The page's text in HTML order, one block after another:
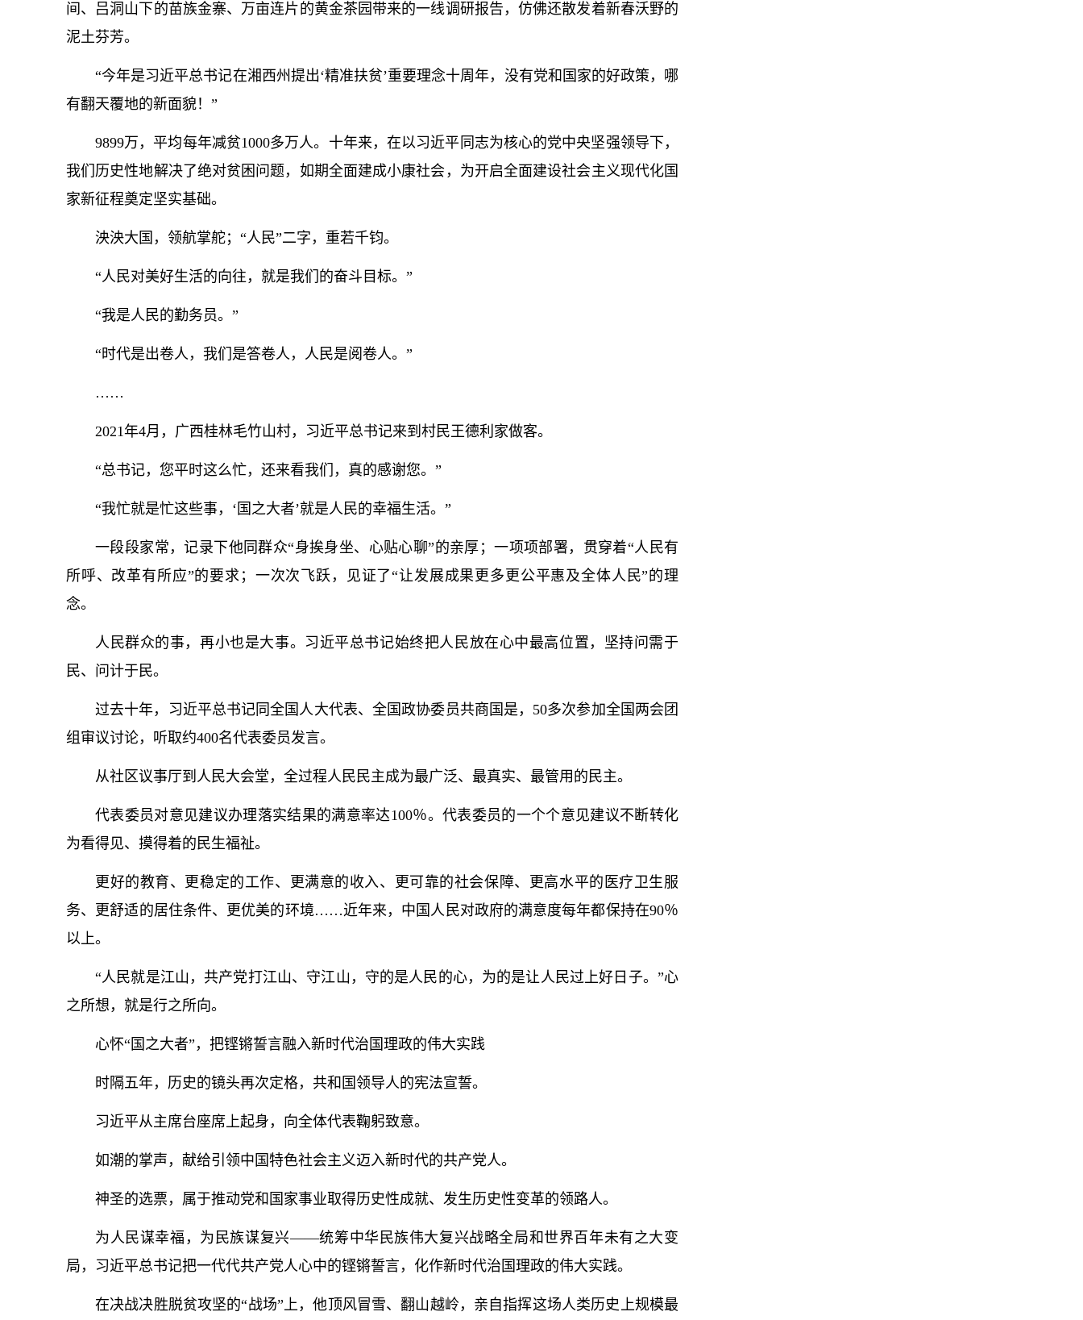
间、吕洞山下的苗族金寨、万亩连片的黄金茶园带来的一线调研报告，仿佛还散发着新春沃野的
泥土芬芳。
“今年是习近平总书记在湘西州提出‘精准扶贫’重要理念十周年，没有党和国家的好政策，哪
有翻天覆地的新面貌！”
9899万，平均每年减贫1000多万人。十年来，在以习近平 同志为核心的党中央坚强领导下，
我们历史性地解决了绝对贫困问题，如期全面建成小康社会 ，为开启全面建设社会主义现代化国
家新征程奠定坚实基础。
泱泱大国，领航掌舵；“人民”二字，重若千钧。
“人民对美好生活的向往，就是我们的奋斗目标。”
“我是人民的勤务员。”
“时代是出卷人，我们是答卷人，人民是阅卷人。”
……
2021年4月，广西桂林毛竹山村，习近平总书记来到村民王德利家做客。
“总书记，您平时这么忙，还来看我们，真的感谢您。”
“我忙就是忙这些事，‘国之大者’就是人民的幸福生活。”
一段段家常，记录下他同群众“身挨身坐、心贴心聊”的亲厚；一项项部署，贯穿着“人民有
所呼、改革有所应”的要求；一次次飞跃，见证了“让发展成果更多更公平惠及全体人民”的理
念。
人民群众的事，再小也是大事。习 近平总书记始终把人民放在心中最高位置，坚持问需于
民、问计于民。
过去十年，习近平总书记 同全国人大代表、全国政协委员共商国是，50多次参加全国两会团
组审议讨论，听取约400名代表委员发言。
从社区议事厅到人民大会堂，全过程人民民主成为最广泛、最真实、最管用的民主。
代表委员对意见建议办理落实结果的满意率达100％。代表委员的一个个意见建议不断转化
为看得见、摸得着的民生福祉。
更好的教育、更稳定的工作、更满意的收入、更可靠的社会保障、更高水平的医疗卫生服
务、更舒适的居住条件、更优美的环境……近年来，中国人民对政府的满意度每年都保持在90％
以上。
“人民就是江山，共产党打江山、守江山，守的是人民的心，为的是让人民过上好日子。”心
之所想，就是行之所向。
心怀“国之大者”，把铿锵誓言融入新时代治国理政的伟大实践
时隔五年，历史的镜头再次定格，共和国领导人的宪法宣誓。
习近平从主席台座席上起身，向全体代表鞠躬致意。
如潮的掌声，献给引领中国特色社会主义迈入新时代的共产党人。
神圣的选票，属于推动党和国家事业取得历史性成就、发生历史性变革的领路人。
为人民谋幸福，为民族谋复兴——统筹中华民族伟大复兴战略全局和世界百年未有之大变
局，习近平总书记把一代代共产党人心中的铿锵誓言，化作新时代治国理政的伟大实践。
在决战决胜脱贫攻坚的“战场”上，他顶风冒雪、翻山越岭，亲自指挥这场人类历史上规模最